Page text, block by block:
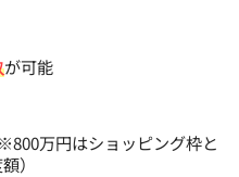
が可能
万円はショッピング枠と
）